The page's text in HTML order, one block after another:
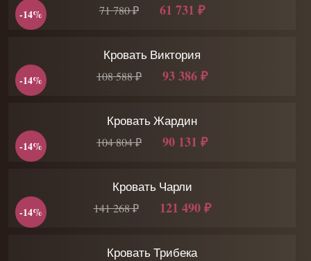
71 780 ₽ 61 731 ₽
-14%
Кровать Виктория
108 588 ₽ 93 386 ₽
-14%
Кровать Жардин
104 804 ₽ 90 131 ₽
-14%
Кровать Чарли
141 268 ₽ 121 490 ₽
-14%
Кровать Трибека